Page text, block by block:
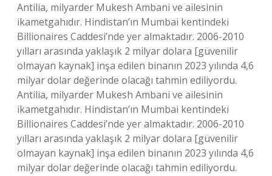
Antilia, milyarder Mukesh Ambani ve ailesinin
ikametgahıdır. Hindistan’ın Mumbai kentindeki
Billionaires Caddesi’nde yer almaktadır. 2006-2010
yılları arasında yaklaşık 2 milyar dolara [güvenilir
olmayan kaynak] inşa edilen binanın 2023 yılında 4,6
milyar dolar değerinde olacağı tahmin ediliyordu.
Antilia, milyarder Mukesh Ambani ve ailesinin
ikametgahıdır. Hindistan’ın Mumbai kentindeki
Billionaires Caddesi’nde yer almaktadır. 2006-2010
yılları arasında yaklaşık 2 milyar dolara [güvenilir
olmayan kaynak] inşa edilen binanın 2023 yılında 4,6
milyar dolar değerinde olacağı tahmin ediliyordu.